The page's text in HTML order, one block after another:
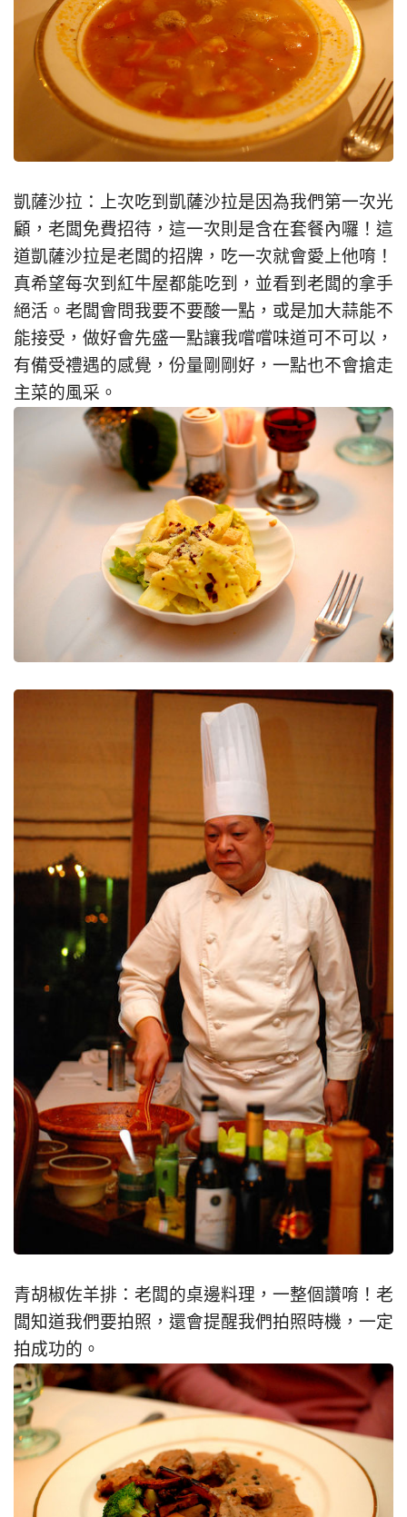
凱薩沙拉：上次吃到凱薩沙拉是因為我們第一次光
顧，老闆免費招待，這一次則是含在套餐內囉！這
道凱薩沙拉是老闆的招牌，吃一次就會愛上他唷！
真希望每次到紅牛屋都能吃到，並看到老闆的拿手
絕活。老闆會問我要不要酸一點，或是加大蒜能不
能接受，做好會先盛一點讓我嚐嚐味道可不可以，
有備受禮遇的感覺，份量剛剛好，一點也不會搶走
主菜的風采。
青胡椒佐羊排：老闆的桌邊料理，一整個讚唷！老
闆知道我們要拍照，還會提醒我們拍照時機，一定
拍成功的。